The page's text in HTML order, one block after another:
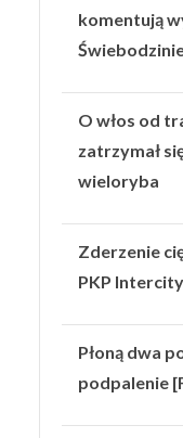
komentują
O włos od
zatrzymał
wieloryba
Zderzenie
PKP
Płoną dwa
podpalenie